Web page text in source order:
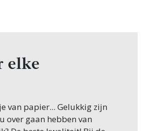
elke
van papier... Gelukkig zijn
over gaan hebben van